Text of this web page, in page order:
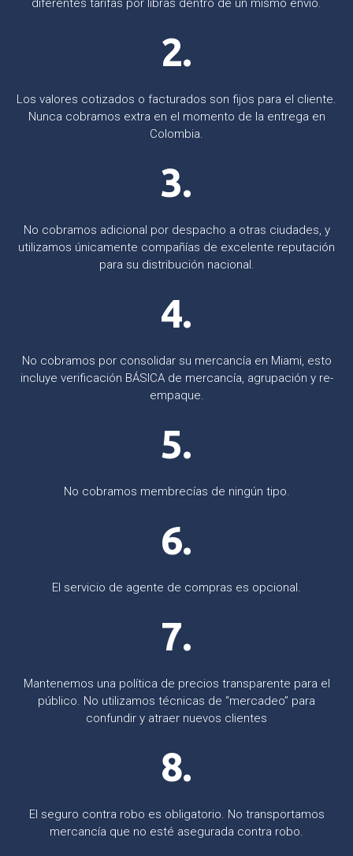
2.
Los valores cotizados o facturados son fijos para el cliente.
Nunca cobramos extra en el momento de la entrega en
Colombia.
3.
No cobramos adicional por despacho a otras ciudades, y
utilizamos únicamente compañías de excelente reputación
para su distribución nacional.
4.
No cobramos por consolidar su mercancía en Miami, esto
incluye verificación BÁSICA de mercancía, agrupación y re-
empaque.
5.
No cobramos membrecías de ningún tipo.
6.
El servicio de agente de compras es opcional.
7.
Mantenemos una política de precios transparente para el
público. No utilizamos técnicas de “mercadeo” para
confundir y atraer nuevos clientes
8.
El seguro contra robo es obligatorio. No transportamos
mercancía que no esté asegurada contra robo.